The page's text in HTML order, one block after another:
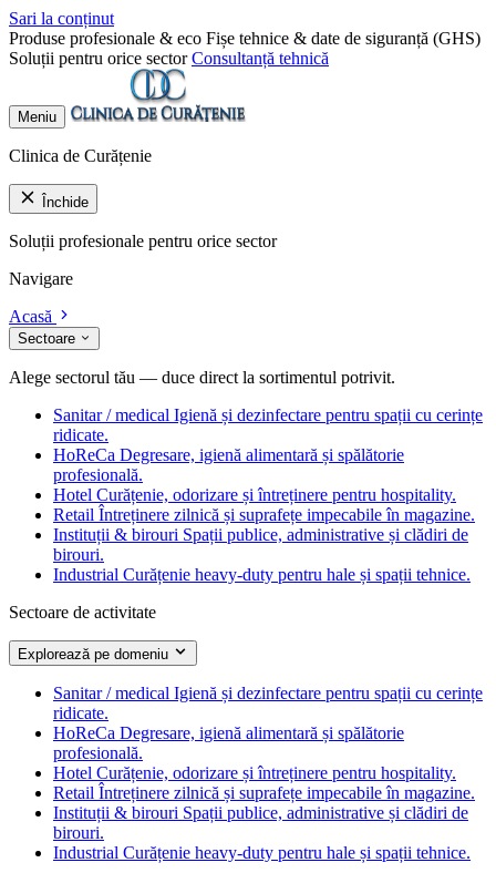
Sari la conținut
Produse profesionale & eco Fișe tehnice & date de siguranță (GHS)
Soluții pentru orice sector Consultanță tehnică
Meniu
Clinica de Curățenie
Închide
Soluții profesionale pentru orice sector
Navigare
Acasă
Sectoare
Alege sectorul tău — duce direct la sortimentul potrivit.
Sanitar / medical Igienă și dezinfectare pentru spații cu cerințe
ridicate.
HoReCa Degresare, igienă alimentară și spălătorie
profesională.
Hotel Curățenie, odorizare și întreținere pentru hospitality.
Retail Întreținere zilnică și suprafețe impecabile în magazine.
Instituții & birouri Spații publice, administrative și clădiri de
birouri.
Industrial Curățenie heavy-duty pentru hale și spații tehnice.
Sectoare de activitate
Explorează pe domeniu
Sanitar / medical Igienă și dezinfectare pentru spații cu cerințe
ridicate.
HoReCa Degresare, igienă alimentară și spălătorie
profesională.
Hotel Curățenie, odorizare și întreținere pentru hospitality.
Retail Întreținere zilnică și suprafețe impecabile în magazine.
Instituții & birouri Spații publice, administrative și clădiri de
birouri.
Industrial Curățenie heavy-duty pentru hale și spații tehnice.